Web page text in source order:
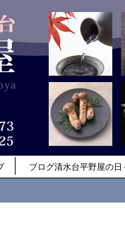
ブログ清水台平野屋の日